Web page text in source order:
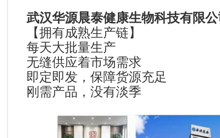
武汉华源晨泰健康生物科技有限
【拥有成熟生产链】
每天大批量生产
无缝供应着市场需求
即定即发，保障货源充足
刚需产品，没有淡季